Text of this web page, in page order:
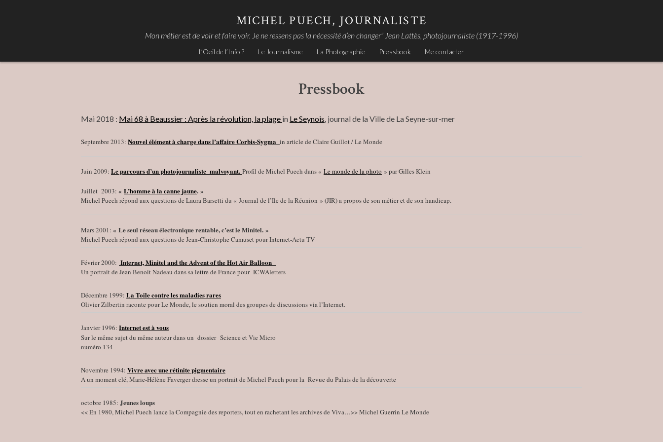
MICHEL PUECH, JOURNALISTE
Mon métier est de voir et faire voir. Je ne ressens pas la nécessité d’en changer” Jean Lattès, photojournaliste (1917-1996)
L’Oeil de l’Info ? Le Journalisme La Photographie Pressbook Me contacter
Pressbook
Mai 2018 : Mai 68 à Beaussier : Après la révolution, la plage in Le Seynois, journal de la Ville de La Seyne-sur-mer
Septembre 2013: Nouvel élément à charge dans l’affaire Corbis-Sygma in article de Claire Guillot / Le Monde
Juin 2009: Le parcours d’un photojournaliste malvoyant. Profil de Michel Puech dans « Le monde de la photo » par Gilles Klein
Juillet 2003: « L’homme à la canne jaune. »
Michel Puech répond aux questions de Laura Barsetti du « Journal de l’Ile de la Réunion » (JIR) a propos de son métier et de son handicap.
Mars 2001: « Le seul réseau électronique rentable, c’est le Minitel. »
Michel Puech répond aux questions de Jean-Christophe Camuset pour Internet-Actu TV
Février 2000: Internet, Minitel and the Advent of the Hot Air Balloon
Un portrait de Jean Benoit Nadeau dans sa lettre de France pour ICWAletters
Décembre 1999: La Toile contre les maladies rares
Olivier Zilbertin raconte pour Le Monde, le soutien moral des groupes de discussions via l’Internet.
Janvier 1996: Internet est à vous
Sur le même sujet du même auteur dans un dossier Science et Vie Micro
numéro 134
Novembre 1994: Vivre avec une rétinite pigmentaire
A un moment clé, Marie-Hélène Faverger dresse un portrait de Michel Puech pour la Revue du Palais de la découverte
octobre 1985: Jeunes loups
<< En 1980, Michel Puech lance la Compagnie des reporters, tout en rachetant les archives de Viva…>> Michel Guerrin Le Monde